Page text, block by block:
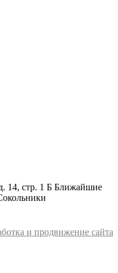
14, стр. 1 Б Ближайшие
и продвижение сайта